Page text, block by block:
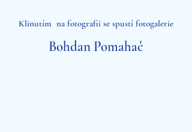
Klinutím na fotografii se spustí fotogalerie
Bohdan Pomahač